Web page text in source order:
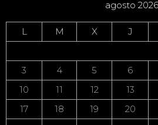
agosto 2026
L M X J
3
4 5 6
10
11 12 13
17
18 19 20